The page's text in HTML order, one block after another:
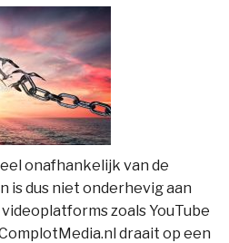
onafhankelijk van de
is dus niet onderhevig aan
zoals YouTube
draait op een